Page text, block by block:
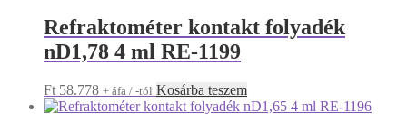
Refraktométer kontakt folyadék
nD1,78 4 ml RE-1199
Ft 58.778 + áfa / -tól Kosárba teszem